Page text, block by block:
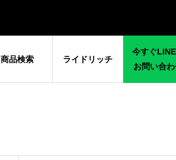
商品検索 ライドリッチ
今すぐ
お問い合